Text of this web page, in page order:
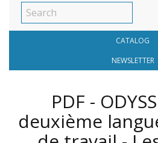
CATALOG
NEWSLETTER
PDF -
deuxième